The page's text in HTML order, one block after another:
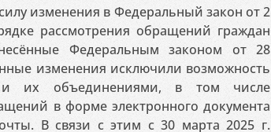
изменения в Федеральный закон от 2
рассмотрения обращений граждан
Федеральным законом от 28
изменения исключили возможность
и их объединениями, в том числе
в форме электронного документа
В связи с этим с 30 марта 2025 г.